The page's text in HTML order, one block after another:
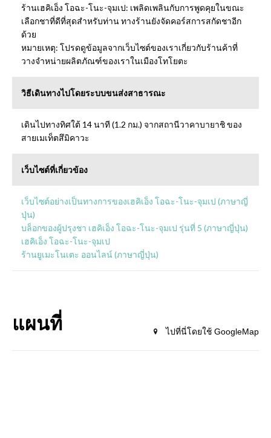
ร้านเฮคิเอ็ง โอฉะ-โนะ-จุมเป: เพลิดเพลินกับการพูดคุยในขณะ
เลือกชาที่ดีที่สุดสำหรับท่าน ทางร้านยังจัดคอร์สการสกัดชาอีก
ด้วย
หมายเหตุ: โปรดดูข้อมูลจากเว็บไซต์ของเราเกี่ยวกับร้านค้าที่
วางจำหน่ายผลิตภัณฑ์ของเราในเมืองโทโยตะ
วิธีเดินทางไปโดยระบบขนส่งสาธารณะ
เดินไปทางทิศใต้ 14 นาที (1.2 กม.) จากสถานีวาคาบายาชิ ของ
สายเมเท็ตสึมิคาวะ
เว็บไซต์ที่เกี่ยวข้อง
เว็บไซต์อย่างเป็นทางการของเฮคิเอ็ง โอฉะ-โนะ-จุมเป (ภาษาญี่
ปุ่น)
บล็อกของผู้ปรุงชา เฮคิเอ็ง โอฉะ-โนะ-จุมเป รุ่นที่ 5 (ภาษาญี่ปุ่น)
เฮคิเอ็ง โอฉะ-โนะ-จุมเป
ร้านยูเมะโนเตะ ออนไลน์ (ภาษาญี่ปุ่น)
แผนที่ ไปที่นี่โดยใช้ GoogleMap